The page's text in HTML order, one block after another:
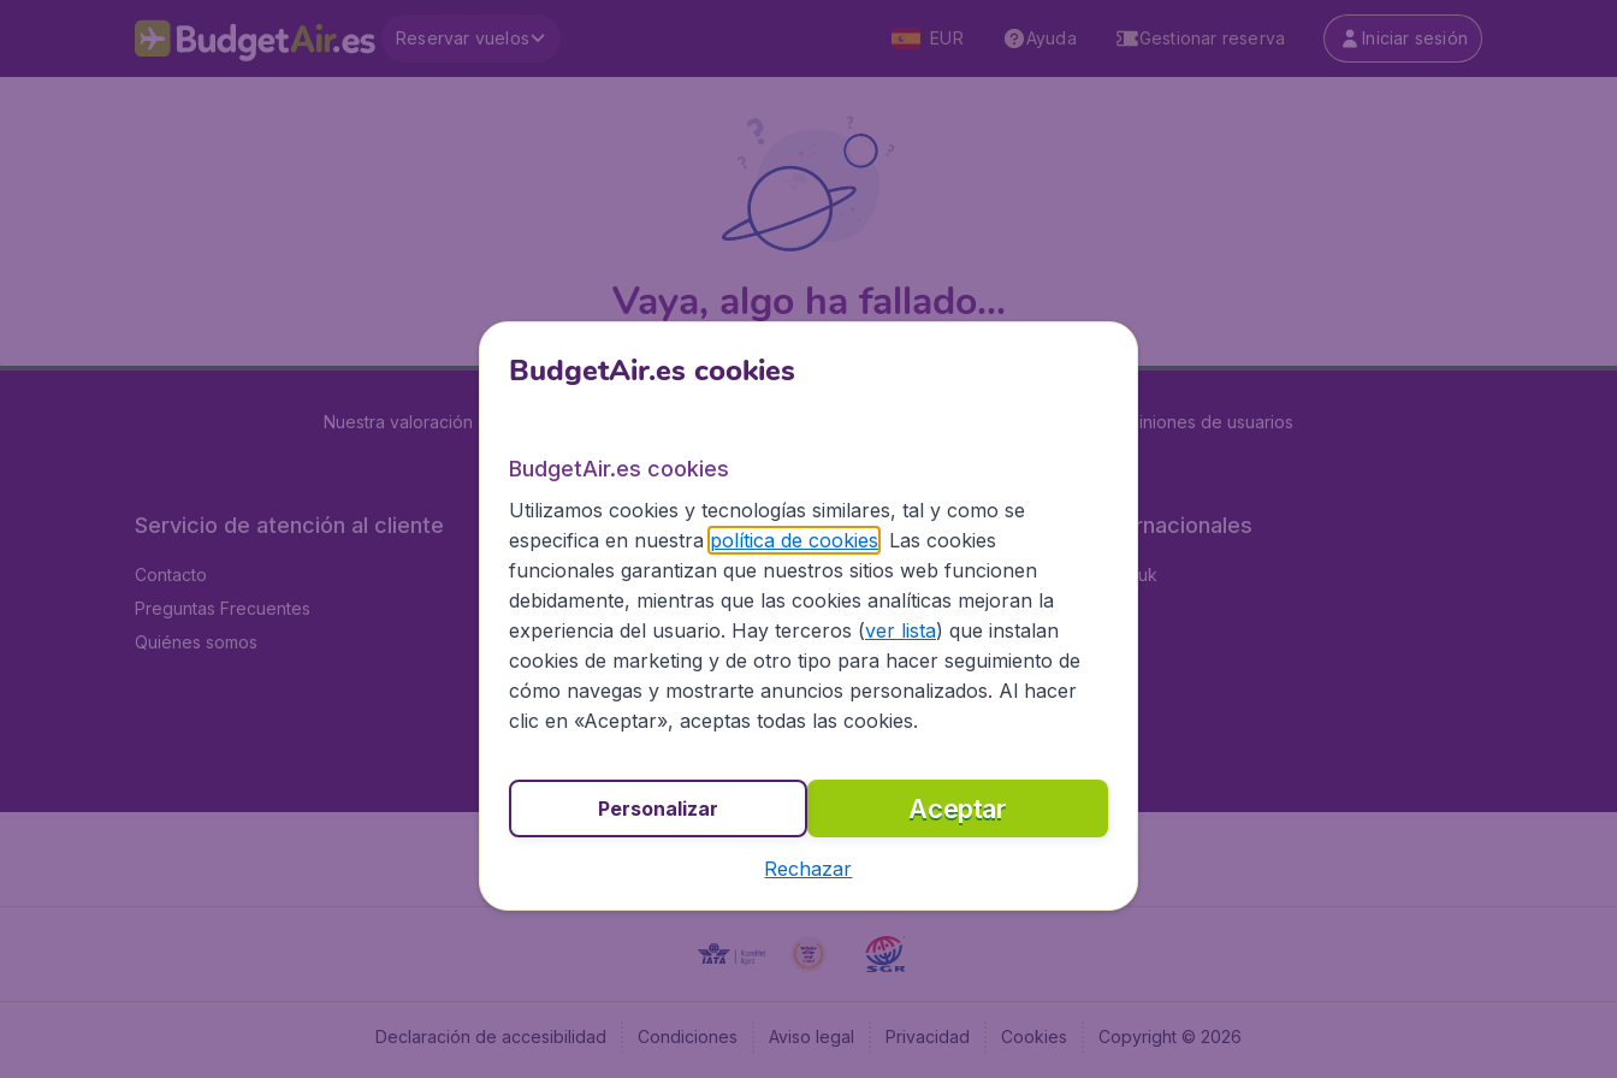
Reservar vuelos EUR Ayuda Gestionar reserva Iniciar sesión
Vaya, algo ha fallado...
Nuestra valoración es opiniones de usuarios
Servicio de atención al cliente
Contacto
Preguntas Frecuentes
Quiénes somos
BudgetAir.es
Programa afiliados
Información Legal
Oportunidades profesionales
Sitios internacionales
BudgetAir.co.uk
Flugladen.de
BudgetAir.fr
Declaración de accesibilidad Condiciones Aviso legal Privacidad Cookies Copyright © 2026
BudgetAir.es cookies
BudgetAir.es cookies
Utilizamos cookies y tecnologías similares, tal y como se
especifica en nuestra política de cookies . Las cookies
funcionales garantizan que nuestros sitios web funcionen
debidamente, mientras que las cookies analíticas mejoran la
experiencia del usuario. Hay terceros (ver lista) que instalan
cookies de marketing y de otro tipo para hacer seguimiento de
cómo navegas y mostrarte anuncios personalizados. Al hacer
clic en «Aceptar», aceptas todas las cookies.
Aceptar
Personalizar
Rechazar